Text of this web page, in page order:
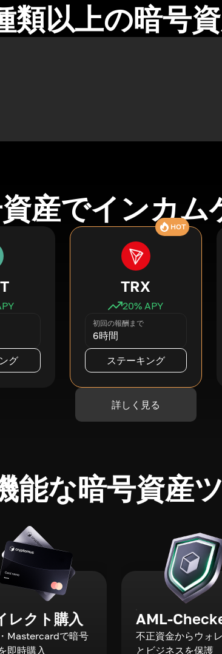
類以上の暗号
産でインカム
グ
HOT
TRX
20% APY
初回の報酬まで
6時間
ステーキング
詳しく見る
能な暗号資産
レクト購入
Mastercardで暗号
即時購入
AML-
不正資金からウォ
とビジネスを保護